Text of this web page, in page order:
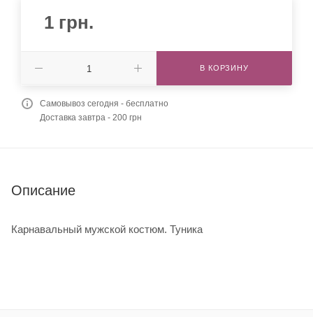
1 грн.
В КОРЗИНУ
Самовывоз сегодня - бесплатно
Доставка завтра - 200 грн
Описание
Карнавальный мужской костюм. Туника